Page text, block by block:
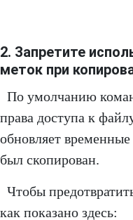
2. Запретите
меток при
По умолчанию
права доступа к
обновляет
был скопирован.
Чтобы
как показано здесь: